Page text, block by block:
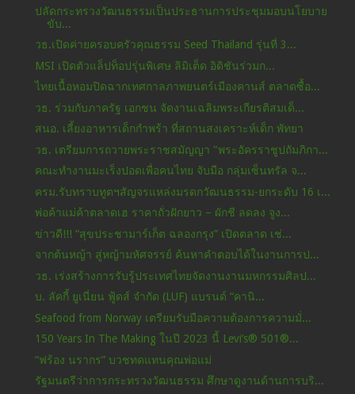
ปลัดกระทรวงวัฒนธรรมเป็นประธานการประชุมมอบนโยบาย
ขับ...
วธ.เปิดค่ายครอบครัวคุณธรรม Seed Thailand รุ่นที่ 3...
MSI เปิดตัวแล็ปท็อปรุ่นพิเศษ ลิมิเต็ด อิดิชันร่วมก...
ไทยเนื้อหอมปิดฉากเทศกาลภาพยนตร์เมืองคานส์ ตลาดซื้อ...
วธ. ร่วมกับภาครัฐ เอกชน จัดงานเฉลิมพระเกียรติสมเด็...
สนอ. เลี้ยงอาหารเด็กกำพร้า ที่สถานสงเคราะห์เด็ก พัทยา
วธ. เตรียมการถวายพระราชสมัญญา "พระอัครราชูปถัมภิกา...
คณะทำงานมะเร็งปอดเพื่อคนไทย จับมือ กลุ่มเซ็นทรัล จ...
ครม.รับทราบทูตฯสัญจรแหล่งมรดกวัฒนธรรม-ยกระดับ 16 เ...
พ่อค้าแม่ค้าตลาดเฮ ราคาถั่วฝักยาว – ผักชี ลดลง จูง...
ข่าวดี!!! “สุขประชามาร์เก็ต ฉลองกรุง” เปิดตลาด เช่...
จากต้นหญ้า สู่หญ้ามหัศจรรย์ ค้นหาคำตอบได้ในงานการป...
วธ. เร่งสร้างการรับรู้ประเทศไทยจัดงานงานมหกรรมศิลป...
บ. ลัคกี้ ยูเนี่ยน ฟู้ดส์ จำกัด (LUF) แบรนด์ “คานิ...
Seafood from Norway เตรียมรับมือความต้องการความมั่...
150 Years In The Making ในปี 2023 นี้ Levi’s® 501®...
“ฟร้อง นรากร” บวชทดแทนคุณพ่อแม่
รัฐมนตรีว่าการกระทรวงวัฒนธรรม ศึกษาดูงานด้านการบริ...